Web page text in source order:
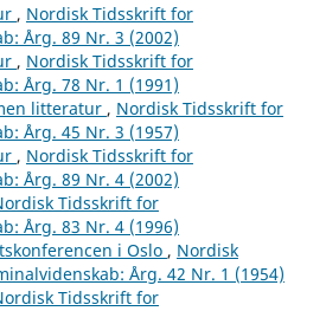
, Nordisk Tidsskrift for
Årg. 89 Nr. 3 (2002)
, Nordisk Tidsskrift for
Årg. 78 Nr. 1 (1991)
litteratur , Nordisk Tidsskrift for
Årg. 45 Nr. 3 (1957)
, Nordisk Tidsskrift for
Årg. 89 Nr. 4 (2002)
Tidsskrift for
Årg. 83 Nr. 4 (1996)
i Oslo , Nordisk
Årg. 42 Nr. 1 (1954)
Tidsskrift for